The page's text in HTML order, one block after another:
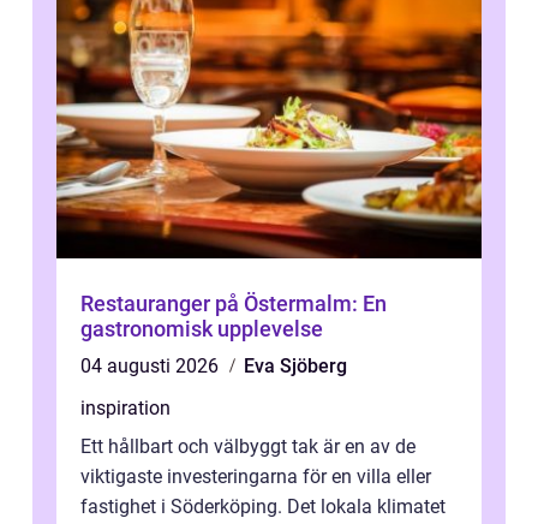
Restauranger på Östermalm: En
gastronomisk upplevelse
04 augusti 2026
Eva Sjöberg
inspiration
Ett hållbart och välbyggt tak är en av de
viktigaste investeringarna för en villa eller
fastighet i Söderköping. Det lokala klimatet